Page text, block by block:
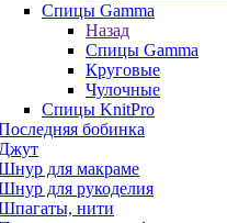
Спицы Gamma
Назад
Спицы Gamma
Круговые
Чулочные
Спицы KnitPro
бобинка
Джут
для макраме
для рукоделия
нити